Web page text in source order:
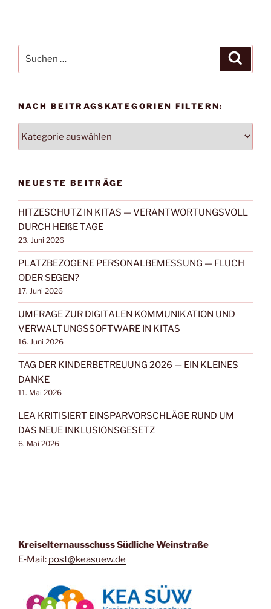
nach:
NACH BEITRAGSKATEGORIEN FILTERN:
BEITRAGSKATEGORIEN
NEUESTE BEITRÄGE
HITZESCHUTZ IN KITAS — VERANTWORTUNGSVOLL
DURCH HEIßE TAGE
23. Juni 2026
PLATZBEZOGENE PERSONALBEMESSUNG — FLUCH
ODER SEGEN?
17. Juni 2026
UMFRAGE ZUR DIGITALEN KOMMUNIKATION UND
VERWALTUNGSSOFTWARE IN KITAS
16. Juni 2026
TAG DER KINDERBETREUUNG 2026 — EIN KLEINES
DANKE
11. Mai 2026
LEA KRITISIERT EINSPARVORSCHLÄGE RUND UM
DAS NEUE INKLUSIONSGESETZ
6. Mai 2026
Kreis­eltern­aus­schuss Süd­li­che Weinstraße
E‑Mail: post@keasuew.de